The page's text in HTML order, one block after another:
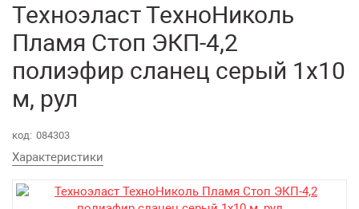
Техноэласт ТехноНиколь
Пламя Стоп ЭКП-4,2
полиэфир сланец серый 1х10
м, рул
код: 084303
Характеристики
Статьи
Контакты
Возврат товара